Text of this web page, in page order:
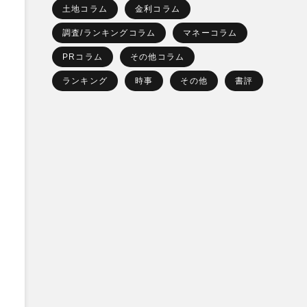
土地コラム 金利コラム
調査/ランキングコラム マネーコラム
PRコラム その他コラム
ランキング 時事 その他 書評